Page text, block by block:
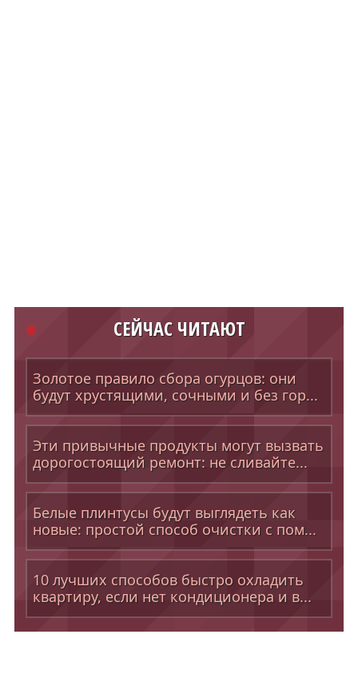
СЕЙЧАС ЧИТАЮТ
Золотое правило сбора огурцов: они
будут хрустящими, сочными и без гор...
Эти привычные продукты могут вызвать
дорогостоящий ремонт: не сливайте...
Белые плинтусы будут выглядеть как
новые: простой способ очистки с пом...
10 лучших способов быстро охладить
квартиру, если нет кондиционера и в...